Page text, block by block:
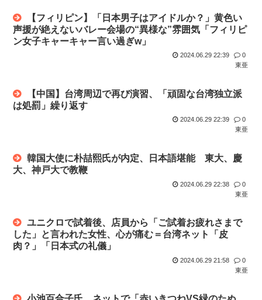
カンニング竹山、消費税減税失敗→増税の流れ想像「次誰が総
理やりた...
【画像】JK「パンツ見ないでください！」⇒ｗｗ
立場を政...
NothingPhoneに機種変した結果www
3日間お風呂入れてない
マーチ→大手コンサル内定ワイ、人生勝ち組ロードへwww
被災地のトイレが臭すぎて水分を我慢してしまう
【超朗報】今日仕事頑張ると盆休み来るぞwww
やが…
七光り・馬鹿息子として活動するヤニカス岸谷蘭丸（25）
【フィリピン】「日本男子はアイドルか？」黄色い
声援が絶えないバレー会場の“異様な”雰囲気「フィリピ
ン女子キャーキャー言い過ぎw」
2024.06.29 22:39
0
東亜
【中国】台湾周辺で再び演習、「頑固な台湾独立派
は処罰」繰り返す
2024.06.29 22:39
0
東亜
韓国大使に朴喆熙氏が内定、日本語堪能 東大、慶
大、神戸大で教鞭
2024.06.29 22:38
0
東亜
ユニクロで試着後、店員から「ご試着お疲れさまで
した」と言われた女性、心が痛む＝台湾ネット「皮
肉？」「日本式の礼儀」
2024.06.29 21:58
0
東亜